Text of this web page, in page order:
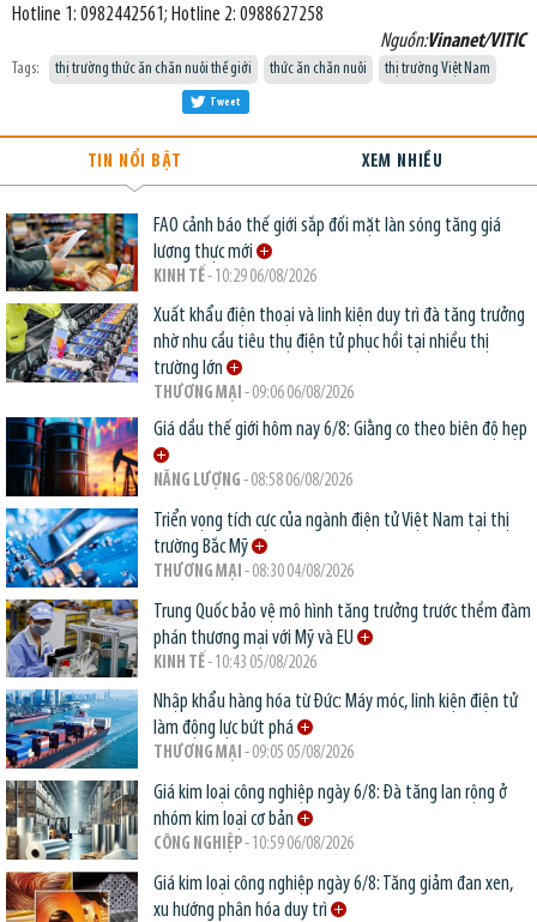
Hotline 1: 0982442561; Hotline 2: 0988627258
Nguồn:Vinanet/VITIC
Tags: thị trường thức ăn chăn nuôi thế giới thức ăn chăn nuôi thị trường Việt Nam
Tweet
TIN NỔI BẬT XEM NHIỀU
FAO cảnh báo thế giới sắp đối mặt làn sóng tăng giá
lương thực mới
KINH TẾ- 10:29 06/08/2026
Xuất khẩu điện thoại và linh kiện duy trì đà tăng trưởng
nhờ nhu cầu tiêu thụ điện tử phục hồi tại nhiều thị
trường lớn
THƯƠNG MẠI - 09:06 06/08/2026
Giá dầu thế giới hôm nay 6/8: Giằng co theo biên độ hẹp
NĂNG LƯỢNG - 08:58 06/08/2026
Triển vọng tích cực của ngành điện tử Việt Nam tại thị
trường Bắc Mỹ
THƯƠNG MẠI - 08:30 04/08/2026
Trung Quốc bảo vệ mô hình tăng trưởng trước thềm đàm
phán thương mại với Mỹ và EU
KINH TẾ- 10:43 05/08/2026
Nhập khẩu hàng hóa từ Đức: Máy móc, linh kiện điện tử
làm động lực bứt phá
THƯƠNG MẠI - 09:05 05/08/2026
Giá kim loại công nghiệp ngày 6/8: Đà tăng lan rộng ở
nhóm kim loại cơ bản
CÔNG NGHIỆP- 10:59 06/08/2026
Giá kim loại công nghiệp ngày 6/8: Tăng giảm đan xen,
xu hướng phân hóa duy trì